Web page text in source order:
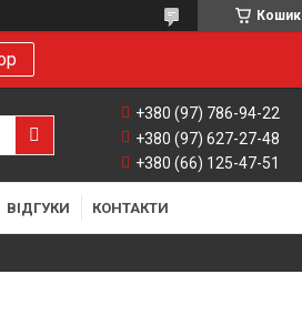
Кошик
+380 (97) 786-94-22
+380 (97) 627-27-48
+380 (66) 125-47-51
ВІДГУКИ КОНТАКТИ